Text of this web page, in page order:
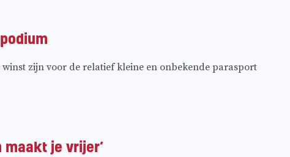
zijn voor de relatief kleine en onbekende parasport
maakt je vrijer’